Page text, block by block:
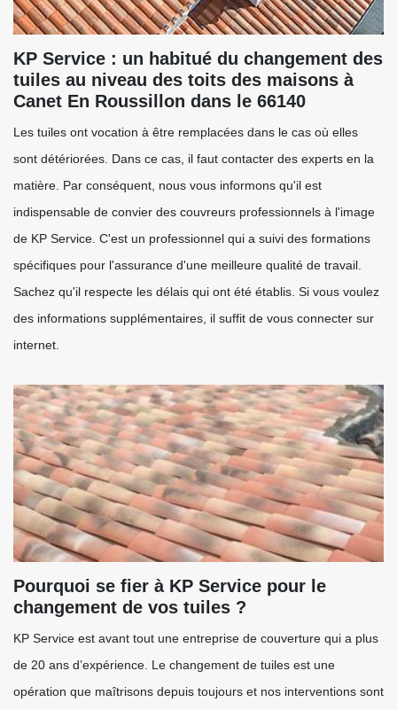
KP Service : un habitué du changement des
tuiles au niveau des toits des maisons à
Canet En Roussillon dans le 66140
Les tuiles ont vocation à être remplacées dans le cas où elles
sont détériorées. Dans ce cas, il faut contacter des experts en la
matière. Par conséquent, nous vous informons qu'il est
indispensable de convier des couvreurs professionnels à l'image
de KP Service. C'est un professionnel qui a suivi des formations
spécifiques pour l'assurance d'une meilleure qualité de travail.
Sachez qu'il respecte les délais qui ont été établis. Si vous voulez
des informations supplémentaires, il suffit de vous connecter sur
internet.
Pourquoi se fier à KP Service pour le
changement de vos tuiles ?
KP Service est avant tout une entreprise de couverture qui a plus
de 20 ans d’expérience. Le changement de tuiles est une
opération que maîtrisons depuis toujours et nos interventions sont